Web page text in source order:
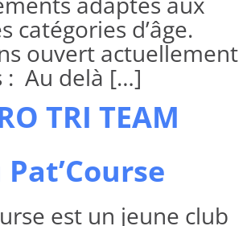
catégories d’âge.
ouvert actuellement
: Au delà […]
TRI TEAM
Pat’Course
est un jeune club